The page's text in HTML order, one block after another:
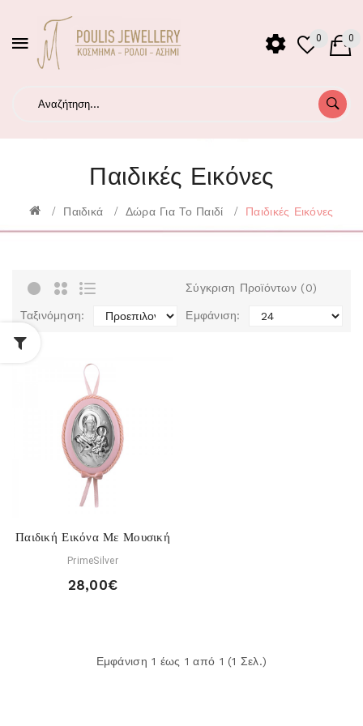
0 0
Παιδικές Εικόνες
Παιδικά Δώρα Για Το Παιδί Παιδικές Εικόνες
Σύγκριση Προϊόντων (0)
Ταξινόμηση: Εμφάνιση:
Παιδική Εικόνα Με Μουσική
PrimeSilver
28,00€
Εμφάνιση 1 έως 1 από 1 (1 Σελ.)